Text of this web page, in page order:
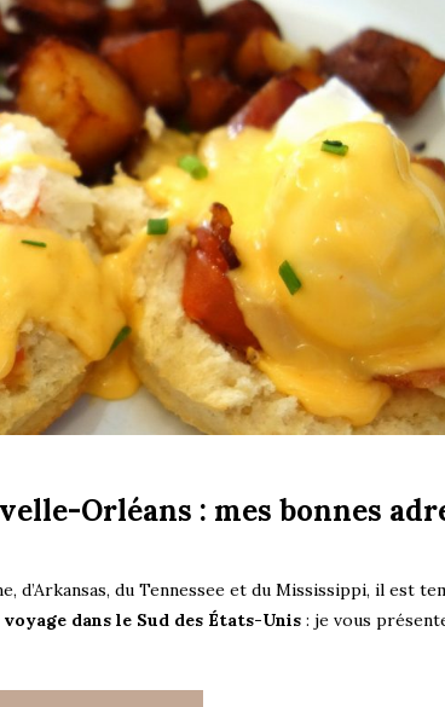
Orléans : mes bonnes
d’Arkansas, du Tennessee et du Mississippi, il est
dans le Sud des États-Unis : je vous